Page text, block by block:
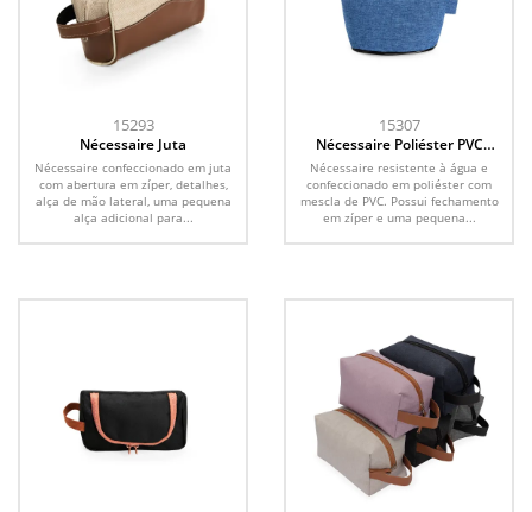
15293
Nécessaire Juta
Nécessaire confeccionado em juta
com abertura em zíper, detalhes,
alça de mão lateral, uma pequena
alça adicional para...
15307
Nécessaire Poliéster PVC
Mescla
Nécessaire resistente à água e
confeccionado em poliéster com
mescla de PVC. Possui fechamento
em zíper e uma pequena...